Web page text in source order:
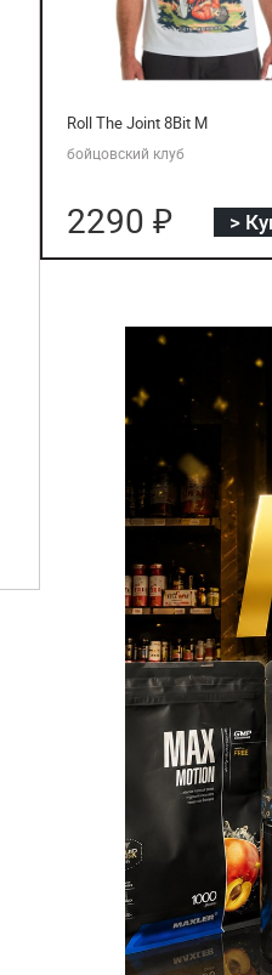
Roll The Joint 8Bit M
бойцовский клуб
2290 ₽ >